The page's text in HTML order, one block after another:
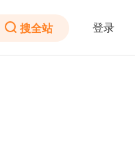
搜全站 登录